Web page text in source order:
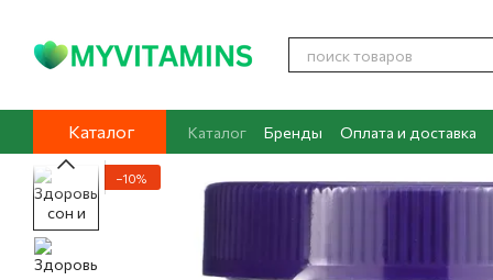
Каталог Каталог Бренды Оплата и доставка
Контакты
О нас Блог
−10%